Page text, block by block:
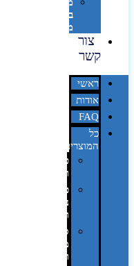
באמצעות
מדבקות
צור
קשר
ראשי
אודות
FAQ
כל
המוצרים
טכנולוגיה
וגאדג'טים
פנאי,
נופש
ונסיעות
סביבת
משרד
ופרימיום